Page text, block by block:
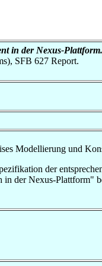
in der Nexus-Plattform.
SFB 627 Report.
Modellierung und
der
der Nexus-Plattform"